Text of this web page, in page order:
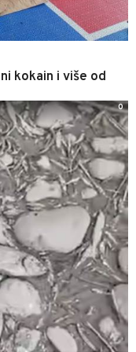
kokain i više od
0